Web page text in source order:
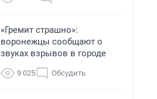
«Гремит страшно»:
воронежцы сообщают о
звуках взрывов в городе
9 025 Обсудить